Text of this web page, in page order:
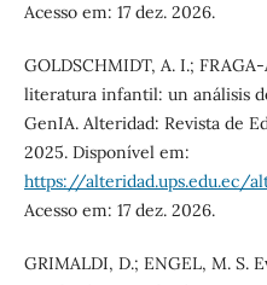
Acesso em: 17 dez. 2026.
GOLDSCHMIDT, A. I.;
literatura infantil: un análisis
GenIA. Alteridad: Revista de
2025. Disponível em:
https://alteridad.ups.edu.ec/
Acesso em: 17 dez. 2026.
GRIMALDI, D.; ENGEL, M. S.